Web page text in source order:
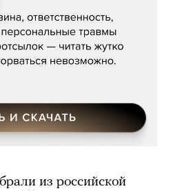
из российской